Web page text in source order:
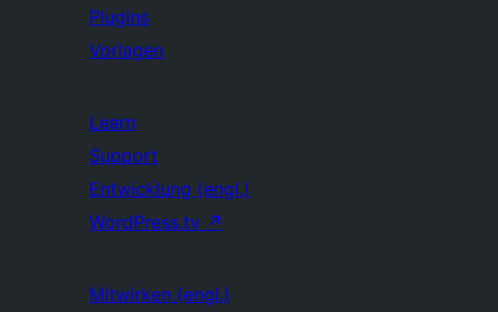
Plugins
Vorlagen
Learn
Support
Entwicklung (engl.)
WordPress.tv ↗
Mitwirken (engl.)